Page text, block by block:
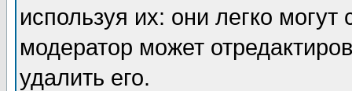
используя их: они легко
модератор может
удалить его.